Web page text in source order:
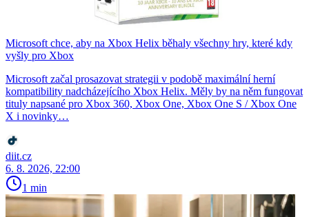
Microsoft chce, aby na Xbox Helix běhaly všechny hry, které kdy
vyšly pro Xbox
Microsoft začal prosazovat strategii v podobě maximální herní
kompatibility nadcházejícího Xbox Helix. Měly by na něm fungovat
tituly napsané pro Xbox 360, Xbox One, Xbox One S / Xbox One
X i novinky…
diit.cz
6. 8. 2026, 22:00
1 min